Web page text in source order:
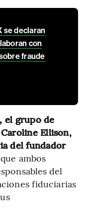
se declaran
con
fraude
el grupo de
Ellison,
del fundador
ambos
del
fiduciarias